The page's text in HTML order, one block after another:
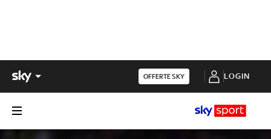
OFFERTE SKY LOGIN